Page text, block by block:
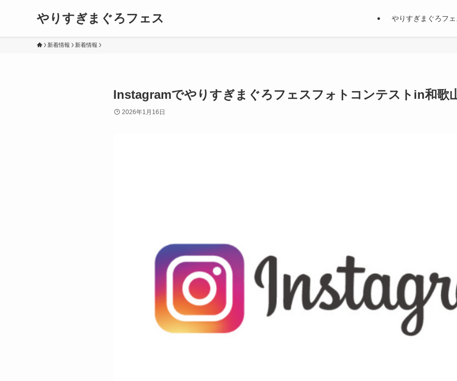
やりすぎまぐろフェス やりすぎまぐろフ
新着情報 新着情報
Instagramでやりすぎまぐろフェスフォトコンテストin和歌
2026年1月16日